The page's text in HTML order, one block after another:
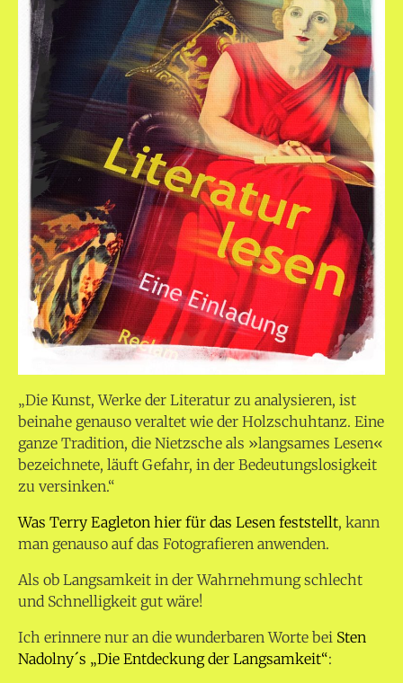
„Die Kunst, Werke der Literatur zu analysieren, ist
beinahe genauso veraltet wie der Holzschuhtanz. Eine
ganze Tradition, die Nietzsche als »langsames Lesen«
bezeichnete, läuft Gefahr, in der Bedeutungslosigkeit
zu versinken.“
Was Terry Eagleton hier für das Lesen feststellt, kann
man genauso auf das Fotografieren anwenden.
Als ob Langsamkeit in der Wahrnehmung schlecht
und Schnelligkeit gut wäre!
Ich erinnere nur an die wunderbaren Worte bei Sten
Nadolny´s „Die Entdeckung der Langsamkeit“: